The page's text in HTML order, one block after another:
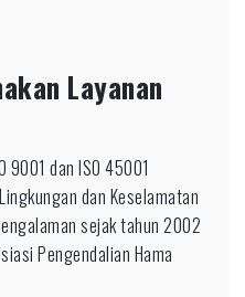
Layanan
dan ISO 45001
dan Keselamatan
sejak tahun 2002
Pengendalian Hama